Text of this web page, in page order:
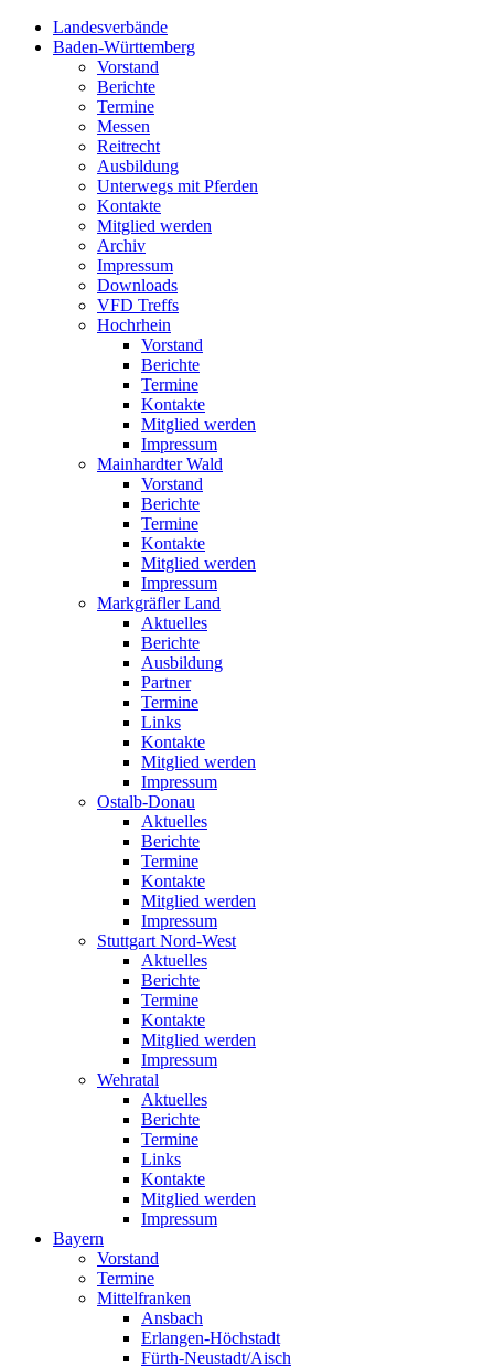
Landesverbände
Baden-Württemberg
Vorstand
Berichte
Termine
Messen
Reitrecht
Ausbildung
Unterwegs mit Pferden
Kontakte
Mitglied werden
Archiv
Impressum
Downloads
VFD Treffs
Hochrhein
Vorstand
Berichte
Termine
Kontakte
Mitglied werden
Impressum
Mainhardter Wald
Vorstand
Berichte
Termine
Kontakte
Mitglied werden
Impressum
Markgräfler Land
Aktuelles
Berichte
Ausbildung
Partner
Termine
Links
Kontakte
Mitglied werden
Impressum
Ostalb-Donau
Aktuelles
Berichte
Termine
Kontakte
Mitglied werden
Impressum
Stuttgart Nord-West
Aktuelles
Berichte
Termine
Kontakte
Mitglied werden
Impressum
Wehratal
Aktuelles
Berichte
Termine
Links
Kontakte
Mitglied werden
Impressum
Bayern
Vorstand
Termine
Mittelfranken
Ansbach
Erlangen-Höchstadt
Fürth-Neustadt/Aisch